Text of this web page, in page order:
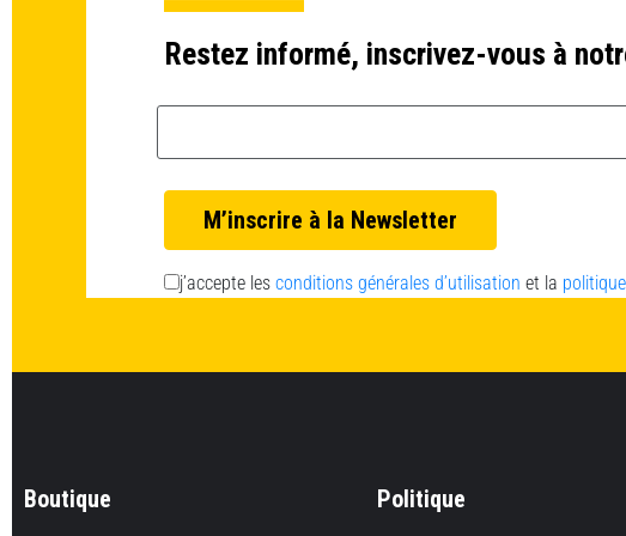
Restez informé, inscrivez-vous à
j’accepte les conditions générales d’utilisation et la
Boutique Politique